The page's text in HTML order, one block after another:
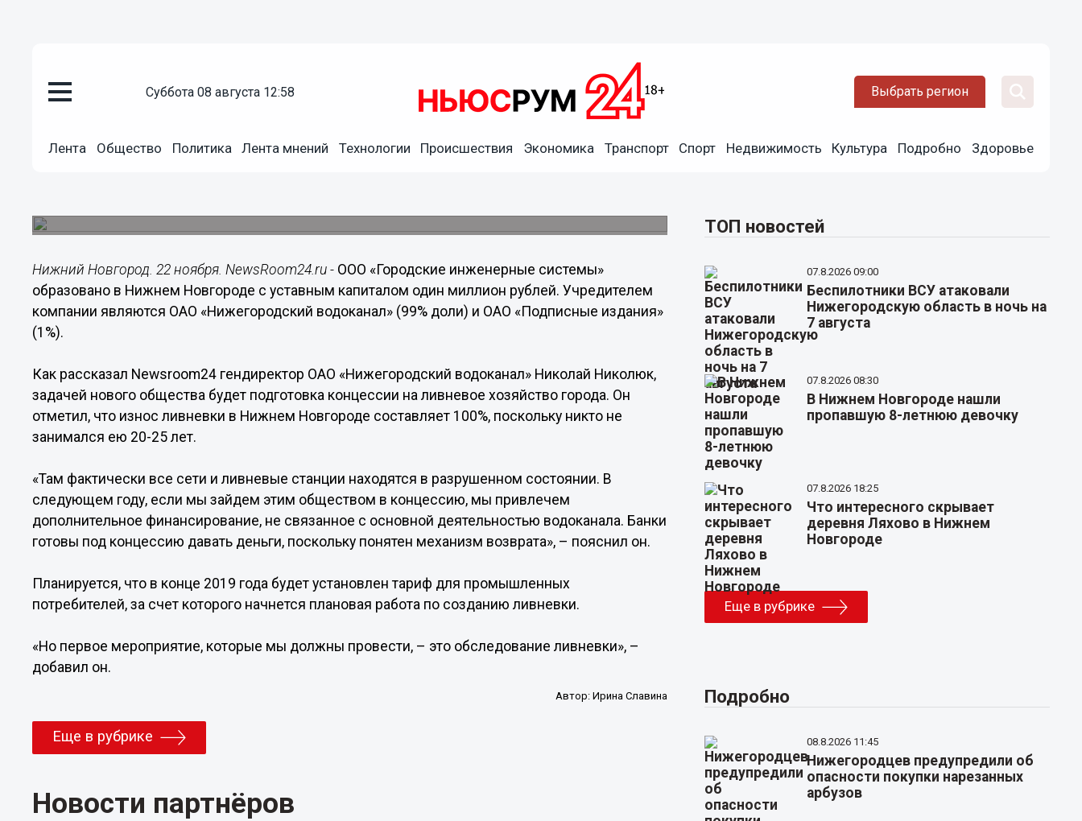
суббота 08 августа 12:58 Выбрать регион
Лента Общество Политика Лента мнений Технологии Происшествия Экономика Транспорт Спорт Недвижимость Культура Подробно Здоровье
«Нижегородский водоканал» создал «дочку» для развития
Нижний Новгород. 22 ноября. NewsRoom24.ru - ООО «Городские инженерные системы»
образовано в Нижнем Новгороде с уставным капиталом один миллион рублей. Учредителем
компании являются ОАО «Нижегородский водоканал» (99% доли) и ОАО «Подписные издания»
(1%).
Как рассказал Newsroom24 гендиректор ОАО «Нижегородский водоканал» Николай Николюк,
задачей нового общества будет подготовка концессии на ливневое хозяйство города. Он
отметил, что износ ливневки в Нижнем Новгороде составляет 100%, поскольку никто не
занимался ею 20-25 лет.
«Там фактически все сети и ливневые станции находятся в разрушенном состоянии. В
следующем году, если мы зайдем этим обществом в концессию, мы привлечем
дополнительное финансирование, не связанное с основной деятельностью водоканала. Банки
готовы под концессию давать деньги, поскольку понятен механизм возврата», – пояснил он.
Планируется, что в конце 2019 года будет установлен тариф для промышленных
потребителей, за счет которого начнется плановая работа по созданию ливневки.
«Но первое мероприятие, которые мы должны провести, – это обследование ливневки», –
добавил он.
Автор: Ирина Славина
Еще в рубрике
Новости партнёров
ТОП новостей
07.8.2026 09:00
Беспилотники ВСУ атаковали
Нижегородскую область в ночь на
7 августа
07.8.2026 08:30
В Нижнем Новгороде нашли
пропавшую 8-летнюю девочку
07.8.2026 18:25
Что интересного скрывает
деревня Ляхово в Нижнем
Новгороде
Еще в рубрике
Подробно
08.8.2026 11:45
Нижегородцев предупредили об
опасности покупки нарезанных
арбузов